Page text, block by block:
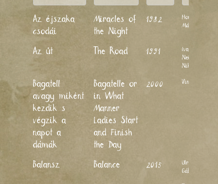
Az éjszaka
csodái
Miracles of
the Night
1982
Horváth
Mária
Az út The Road 1991
Ivanov
Neikov
Nikolai
Bagatell
avagy miként
kezdik s
végzik a
napot a
dámák
Bagatelle or
in What
Manner
Ladies Start
and Finish
the Day
2000 Vincze Éva
Balansz Balance 2015
Ulrich
Gábor